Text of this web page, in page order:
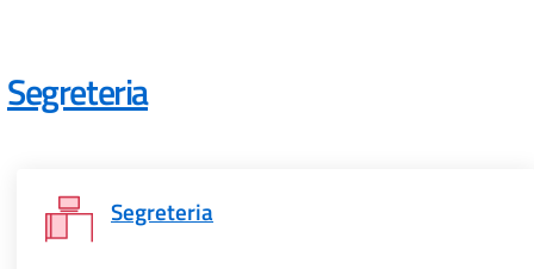
Segreteria
Segreteria